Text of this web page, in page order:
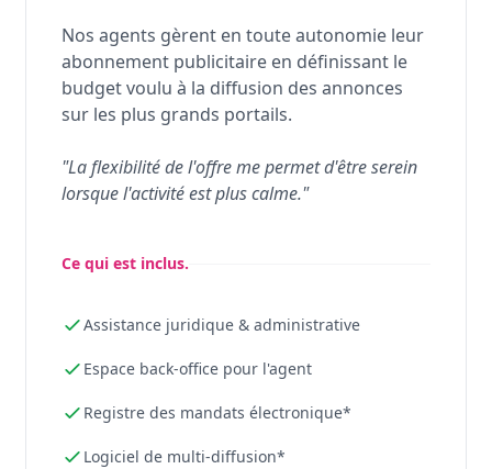
Nos agents gèrent en toute autonomie leur
abonnement publicitaire en définissant le
budget voulu à la diffusion des annonces
sur les plus grands portails.
"La flexibilité de l'offre me permet d'être serein
lorsque l'activité est plus calme."
Ce qui est inclus.
Assistance juridique & administrative
Espace back-office pour l'agent
Registre des mandats électronique*
Logiciel de multi-diffusion*